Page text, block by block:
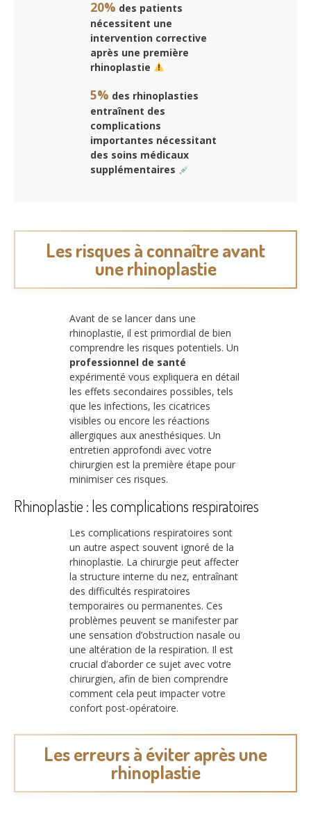
20% des patients
nécessitent une
intervention corrective
après une première
rhinoplastie
5% des rhinoplasties
entraînent des
complications
importantes nécessitant
des soins médicaux
supplémentaires
Les risques à connaître avant
une rhinoplastie
Avant de se lancer dans une
rhinoplastie, il est primordial de bien
comprendre les risques potentiels. Un
professionnel de santé
expérimenté vous expliquera en détail
les effets secondaires possibles, tels
que les infections, les cicatrices
visibles ou encore les réactions
allergiques aux anesthésiques. Un
entretien approfondi avec votre
chirurgien est la première étape pour
minimiser ces risques.
Rhinoplastie : les complications respiratoires
Les complications respiratoires sont
un autre aspect souvent ignoré de la
rhinoplastie. La chirurgie peut affecter
la structure interne du nez, entraînant
des difficultés respiratoires
temporaires ou permanentes. Ces
problèmes peuvent se manifester par
une sensation d’obstruction nasale ou
une altération de la respiration. Il est
crucial d’aborder ce sujet avec votre
chirurgien, afin de bien comprendre
comment cela peut impacter votre
confort post-opératoire.
Les erreurs à éviter après une
rhinoplastie